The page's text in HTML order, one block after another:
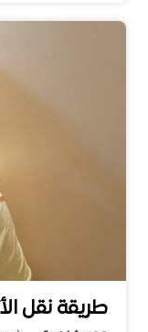
طريقة نقل